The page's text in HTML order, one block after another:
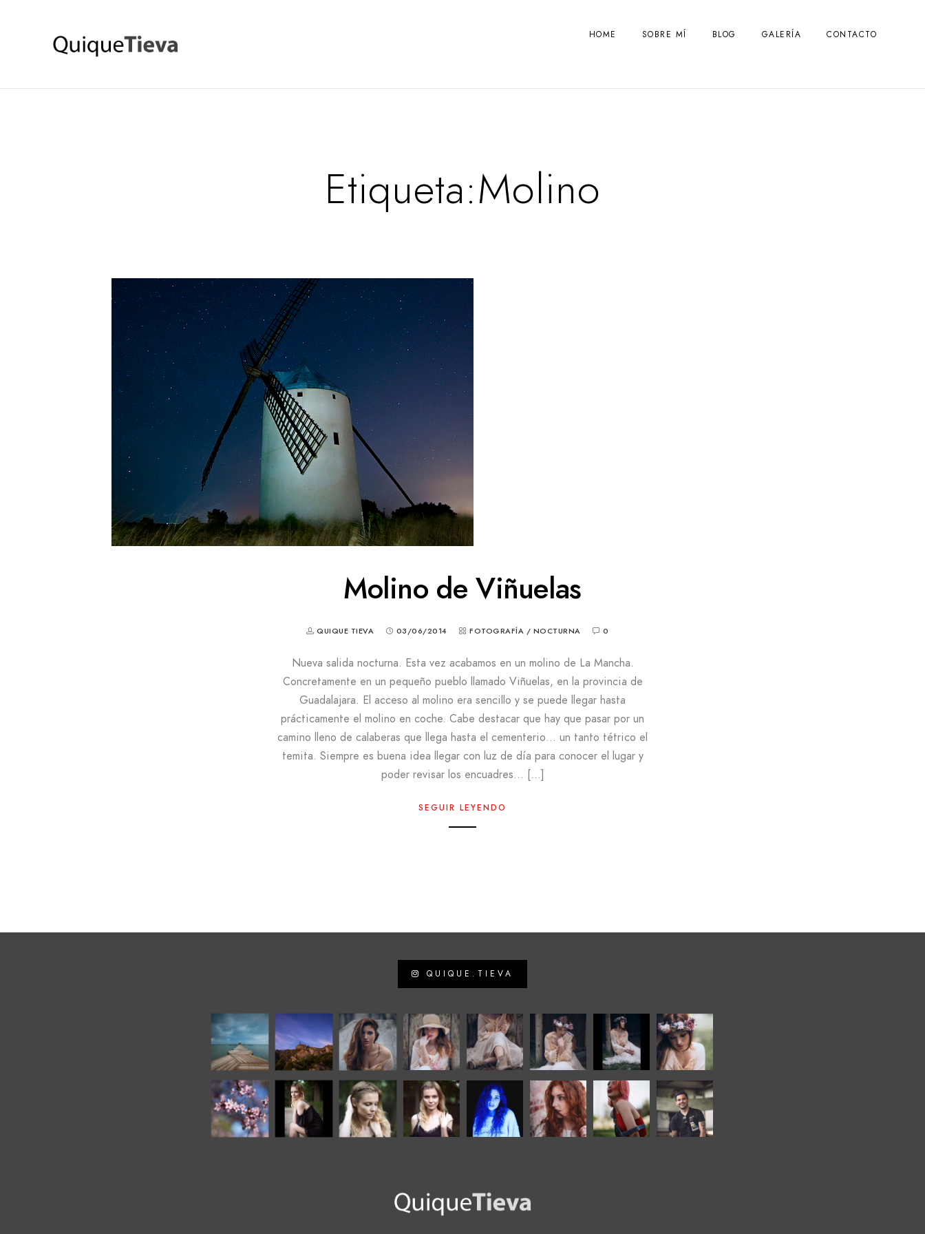
HOME SOBRE MÍ BLOG GALERÍA CONTACTO
Etiqueta:Molino
Molino de Viñuelas
QUIQUE TIEVA 03/06/2014 FOTOGRAFÍA / NOCTURNA 0
Nueva salida nocturna. Esta vez acabamos en un molino de La Mancha.
Concretamente en un pequeño pueblo llamado Viñuelas, en la provincia de
Guadalajara. El acceso al molino era sencillo y se puede llegar hasta
prácticamente el molino en coche. Cabe destacar que hay que pasar por un
camino lleno de calaberas que llega hasta el cementerio… un tanto tétrico el
temita. Siempre es buena idea llegar con luz de día para conocer el lugar y
poder revisar los encuadres… […]
SEGUIR LEYENDO
QUIQUE.TIEVA